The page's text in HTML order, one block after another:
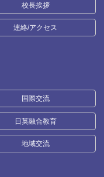
校長挨拶
連絡/アクセス
国際交流
日英融合教育
地域交流